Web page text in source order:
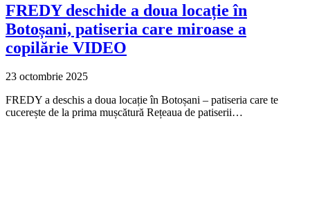
FREDY deschide a doua locație în
Botoșani, patiseria care miroase a
copilărie VIDEO
23 octombrie 2025
FREDY a deschis a doua locație în Botoșani – patiseria care te
cucerește de la prima mușcătură Rețeaua de patiserii…